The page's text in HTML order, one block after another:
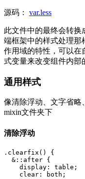
源码： var.less
此文件中的最终会转换
端框架中的样式处理那
作用域的特性，可以在
式变量来改变组件内部
通用样式
像清除浮动、文字省略
mixin文件夹下
清除浮动
.clearfix() {
  &::after {
    display: table;
    clear: both;